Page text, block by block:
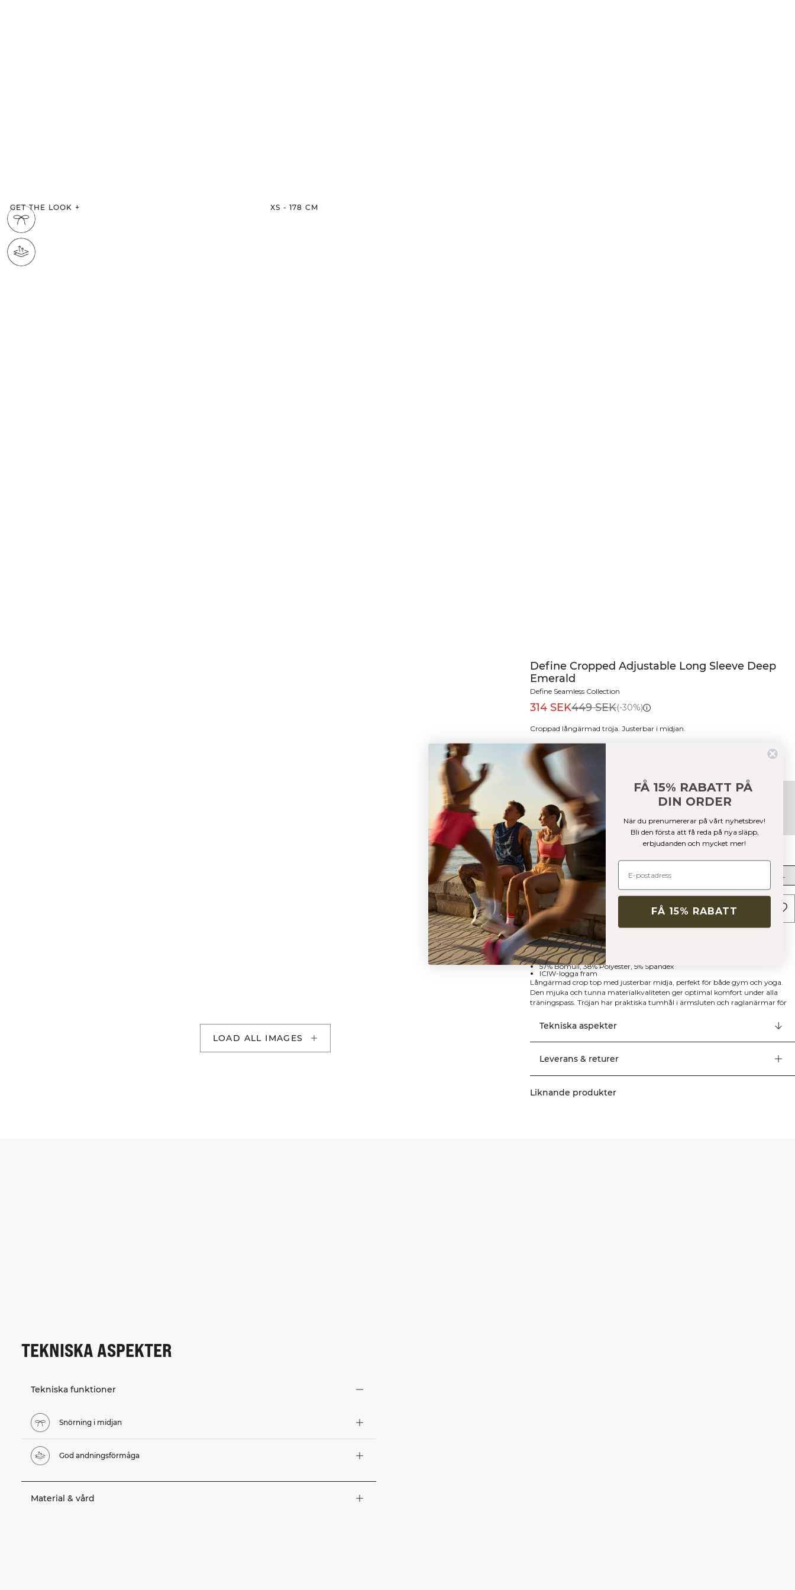
GET THE LOOK + XS - 178 CM
LOAD ALL IMAGES
Define Cropped Adjustable Long Sleeve Deep
Emerald
Define Seamless Collection
314 SEK449 SEK(-30%)
Croppad långärmad tröja. Justerbar i midjan.
Färg:
Storlek
XS M XXL
LÄGG I VARUKORGEN
Beskrivning
Justerbar midja
Croppad modell
Praktiska tumhål
Raglanärmar
57% Bomull, 38% Polyester, 5% Spandex
ICIW-logga fram
Långärmad crop top med justerbar midja, perfekt för både gym och yoga.
Den mjuka och tunna materialkvaliteten ger optimal komfort under alla
träningspass. Tröjan har praktiska tumhål i ärmsluten och raglanärmar för
komplett outfit. ICIW-logga fram. Justerbar elastisk midja. Croppad modell.
Raglanärmar. Praktiska tumhål. 57% Bomull, 38% Polyester, 5% Elastan
Tekniska aspekter
Leverans & returer
Liknande produkter
TEKNISKA ASPEKTER
Tekniska funktioner
Snörning i midjan
God andningsförmåga
Material & vård
FÅ 15% RABATT PÅ
DIN ORDER
När du prenumererar på vårt nyhetsbrev!
Bli den första att få reda på nya släpp,
erbjudanden och mycket mer!
FÅ 15% RABATT